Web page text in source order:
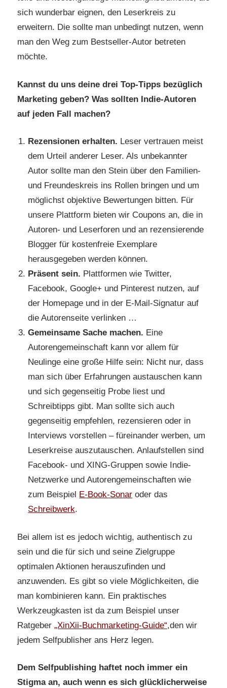
sich wunderbar eignen, den Leserkreis zu
erweitern. Die sollte man unbedingt nutzen, wenn
man den Weg zum Bestseller-Autor betreten
möchte.
Kannst du uns deine drei Top-Tipps bezüglich
Marketing geben? Was sollten Indie-Autoren
auf jeden Fall machen?
Rezensionen erhalten. Leser vertrauen meist
dem Urteil anderer Leser. Als unbekannter
Autor sollte man den Stein über den Familien-
und Freundeskreis ins Rollen bringen und um
möglichst objektive Bewertungen bitten. Für
unsere Plattform bieten wir Coupons an, die in
Autoren- und Leserforen und an rezensierende
Blogger für kostenfreie Exemplare
herausgegeben werden können.
Präsent sein. Plattformen wie Twitter,
Facebook, Google+ und Pinterest nutzen, auf
der Homepage und in der E-Mail-Signatur auf
die Autorenseite verlinken …
Gemeinsame Sache machen. Eine
Autorengemeinschaft kann vor allem für
Neulinge eine große Hilfe sein: Nicht nur, dass
man sich über Erfahrungen austauschen kann
und sich gegenseitig Probe liest und
Schreibtipps gibt. Man sollte sich auch
gegenseitig empfehlen, rezensieren oder in
Interviews vorstellen – füreinander werben, um
Leserkreise auszutauschen. Anlaufstellen sind
Facebook- und XING-Gruppen sowie Indie-
Netzwerke und Autorengemeinschaften wie
zum Beispiel
E-Book-Sonar oder das
Schreibwerk.
Bei allem ist es jedoch wichtig, authentisch zu
sein und die für sich und seine Zielgruppe
optimalen Aktionen herauszufinden und
anzuwenden. Es gibt so viele Möglichkeiten, die
man kombinieren kann. Ein praktisches
Werkzeugkasten ist da zum Beispiel unser
Ratgeber „XinXii-Buchmarketing-Guide“,den wir
jedem Selfpublisher ans Herz legen.
Dem Selfpublishing haftet noch immer ein
Stigma an, auch wenn es sich glücklicherweise